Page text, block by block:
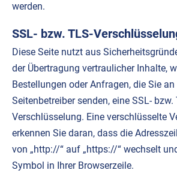
werden.
SSL- bzw. TLS-
Diese Seite nutzt aus
der Übertragung vertraulicher Inhalte,
Bestellungen oder Anfragen, die Sie
Seitenbetreiber senden, eine SSL- bzw.
Verschlüsselung. Eine verschlüsselte
erkennen Sie daran, dass die
von „http://“ auf „https://“ wechselt
Symbol in Ihrer Browserzeile.